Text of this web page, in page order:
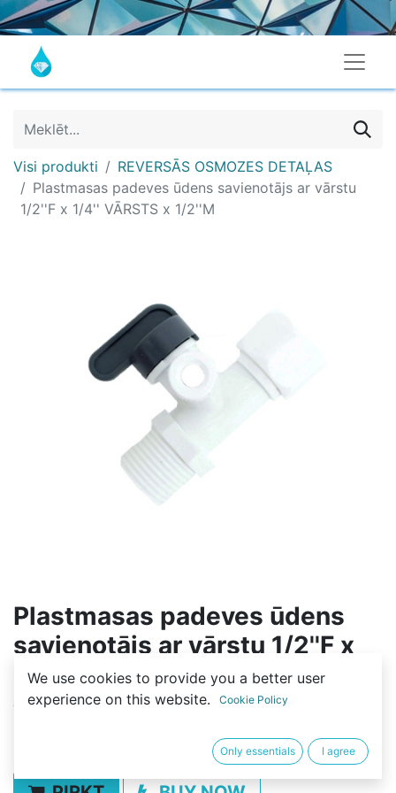
Visi produkti
REVERSĀS OSMOZES DETAĻAS
Plastmasas padeves ūdens savienotājs ar vārstu
1/2''F x 1/4'' VĀRSTS x 1/2''M
Plastmasas padeves ūdens
savienotājs ar vārstu 1/2''F x
1/4'' VĀRSTS x 1/2''M
(0 review)
We use cookies to provide you a better user
experience on this website.
Cookie Policy
Only essentials I agree